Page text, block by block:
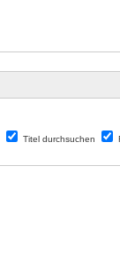
Titel durchsuchen